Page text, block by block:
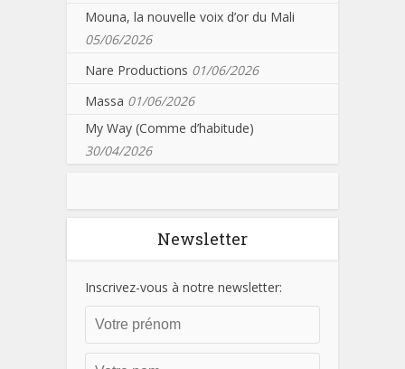
Mouna, la nouvelle voix d’or du Mali
05/06/2026
Nare Productions 01/06/2026
Massa 01/06/2026
My Way (Comme d’habitude)
30/04/2026
Newsletter
Inscrivez-vous à notre newsletter: